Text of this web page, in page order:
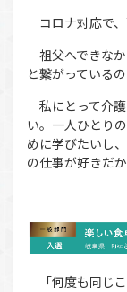
コロナ対応で、
祖父へできな
と繋がっているの
私にとって介
い。一人ひとり
めに学びたいし
の仕事が好きだ
「何度も同じこ